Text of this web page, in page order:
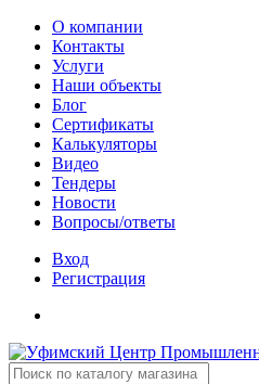
О компании
Контакты
Услуги
Наши объекты
Блог
Сертификаты
Калькуляторы
Видео
Тендеры
Новости
Вопросы/ответы
Вход
Регистрация